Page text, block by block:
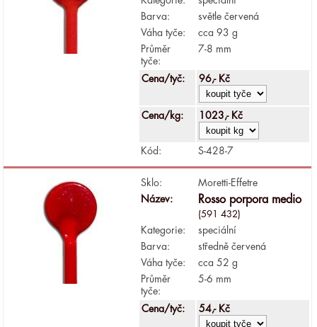
Barva:
světle červená
Váha tyče:
cca 93 g
Průměr
tyče:
7-8 mm
Cena/tyč: 96,- Kč
Cena/kg: 1023,- Kč
Kód: S-428-7
Sklo:
Moretti-Effetre
Název:
Rosso porpora medio
(591 432)
Kategorie:
speciální
Barva:
středně červená
Váha tyče:
cca 52 g
Průměr
tyče:
5-6 mm
Cena/tyč: 54,- Kč